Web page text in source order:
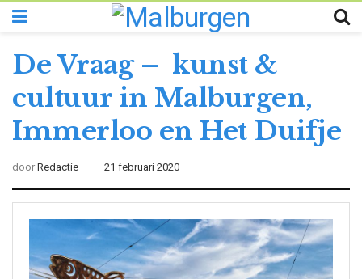
De Vraag – kunst &
cultuur in Malburgen,
Immerloo en Het Duifje
door Redactie 21 februari 2020